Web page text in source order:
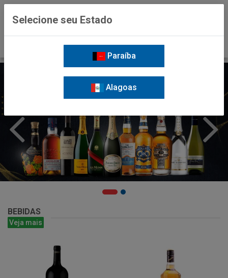
BEBIDAS
Veja mais
Selecione seu Estado
Paraíba
Alagoas